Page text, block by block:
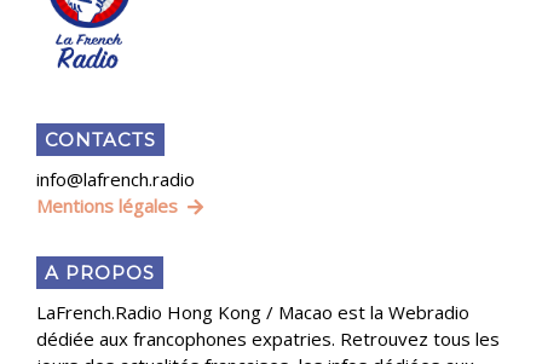
CONTACTS
info@lafrench.radio
Mentions légales
A PROPOS
LaFrench.Radio Hong Kong / Macao est la Webradio
dédiée aux francophones expatries. Retrouvez tous les